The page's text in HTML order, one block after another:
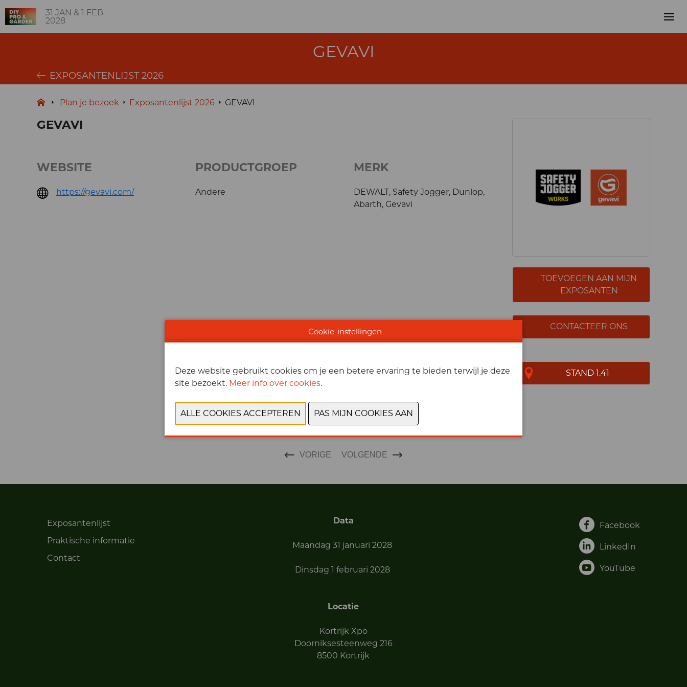
31 JAN & 1 FEB
2028
GEVAVI
EXPOSANTENLIJST 2026
Plan je bezoek Exposantenlijst 2026 GEVAVI
GEVAVI
TOEVOEGEN AAN MIJN
EXPOSANTEN
CONTACTEER ONS
STAND 1.41
WEBSITE
https://gevavi.com/
PRODUCTGROEP
Andere
MERK
DEWALT, Safety Jogger, Dunlop,
Abarth, Gevavi
VORIGE VOLGENDE
Exposantenlijst
Praktische informatie
Contact
Data
Maandag 31 januari 2028
Dinsdag 1 februari 2028
Locatie
Kortrijk Xpo
Doorniksesteenweg 216
8500 Kortrijk
Facebook
LinkedIn
YouTube
Cookie-instellingen
Deze website gebruikt cookies om je een betere ervaring te bieden terwijl je deze
site bezoekt. Meer info over cookies.